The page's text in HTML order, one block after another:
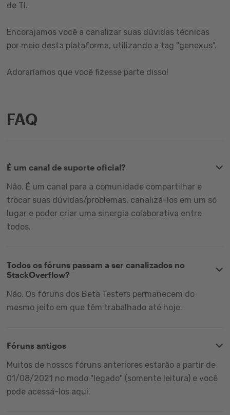
de TI.
Encorajamos você a canalizar suas dúvidas técnicas
por meio desta plataforma, utilizando a tag "genexus".
Adoraríamos que você fizesse parte disso!
FAQ
É um canal de suporte oficial?
Não. É um canal para a comunidade compartilhar e
trocar suas dúvidas/problemas, canalizá-los em um só
lugar e poder criar uma sinergia colaborativa entre
todos.
Todos os fóruns passam a ser canalizados no
StackOverflow?
Não. Os fóruns dos Beta Testers permanecem do
mesmo jeito em que têm trabalhado até hoje.
Fóruns antigos
Muitos de nossos fóruns anteriores estarão a partir de
01/08/2021 no modo "legado" (somente leitura) e você
pode acessá-los aqui.